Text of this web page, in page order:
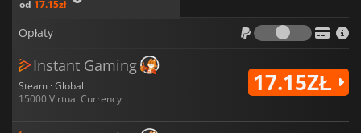
od 17.15zł
Opłaty
Opłaty
Instant Gaming
Steam · Global
15000 Virtual Currency
17.15ZŁ